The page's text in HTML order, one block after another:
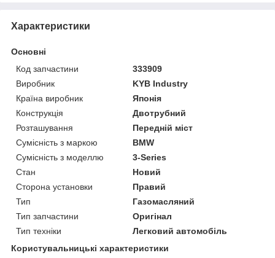
Характеристики
Основні
Код запчастини
333909
Виробник
KYB Industry
Країна виробник
Японія
Конструкція
Двотрубний
Розташування
Передній міст
Сумісність з маркою
BMW
Сумісність з моделлю
3-Series
Стан
Новий
Сторона установки
Правий
Тип
Газомасляний
Тип запчастини
Оригінал
Тип техніки
Легковий автомобіль
Користувальницькі характеристики